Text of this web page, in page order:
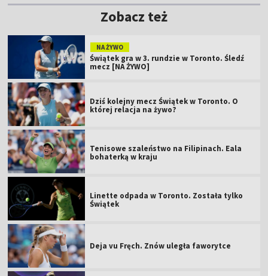
Zobacz też
NA ŻYWO
Świątek gra w 3. rundzie w Toronto. Śledź
mecz [NA ŻYWO]
Dziś kolejny mecz Świątek w Toronto. O
której relacja na żywo?
Tenisowe szaleństwo na Filipinach. Eala
bohaterką w kraju
Linette odpada w Toronto. Została tylko
Świątek
Deja vu Fręch. Znów uległa faworytce